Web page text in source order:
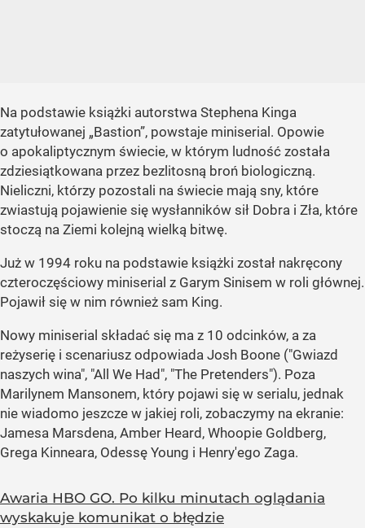
Na podstawie książki autorstwa Stephena Kinga
zatytułowanej „Bastion”, powstaje miniserial. Opowie
o apokaliptycznym świecie, w którym ludność została
zdziesiątkowana przez bezlitosną broń biologiczną.
Nieliczni, którzy pozostali na świecie mają sny, które
zwiastują pojawienie się wysłanników sił Dobra i Zła, które
stoczą na Ziemi kolejną wielką bitwę.
Już w 1994 roku na podstawie książki został nakręcony
czteroczęściowy miniserial z Garym Sinisem w roli głównej.
Pojawił się w nim również sam King.
Nowy miniserial składać się ma z 10 odcinków, a za
reżyserię i scenariusz odpowiada Josh Boone ("Gwiazd
naszych wina", "All We Had", "The Pretenders"). Poza
Marilynem Mansonem, który pojawi się w serialu, jednak
nie wiadomo jeszcze w jakiej roli, zobaczymy na ekranie:
Jamesa Marsdena, Amber Heard, Whoopie Goldberg,
Grega Kinneara, Odessę Young i Henry'ego Zaga.
Awaria HBO GO. Po kilku minutach oglądania
wyskakuje komunikat o błędzie